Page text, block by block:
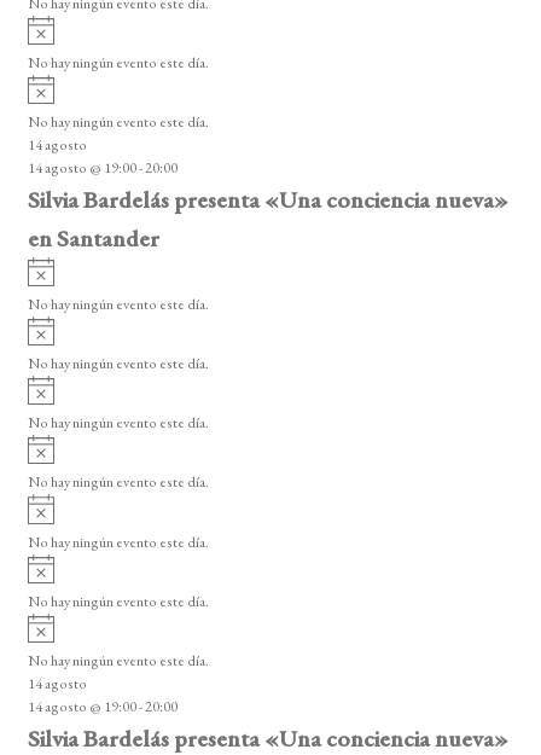
i
o
A
v
i
o
No hay ningún evento este día.
A
v
i
s
o
No hay ningún evento este día.
14 agosto
14 agosto @ 19:00-20:00
Silvia Bardelás presenta «Una conciencia nueva»
en Santander
A
v
i
o
No hay ningún evento este día.
A
v
i
o
No hay ningún evento este día.
A
v
i
o
No hay ningún evento este día.
A
v
i
o
No hay ningún evento este día.
A
v
i
o
No hay ningún evento este día.
A
v
i
o
No hay ningún evento este día.
A
v
i
s
o
No hay ningún evento este día.
14 agosto
14 agosto @ 19:00-20:00
Silvia Bardelás presenta «Una conciencia nueva»